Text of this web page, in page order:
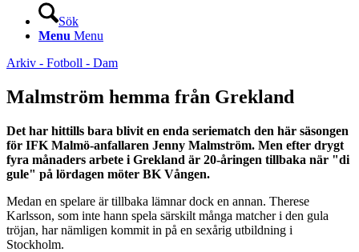
Sök
Menu Menu
Arkiv - Fotboll - Dam
Malmström hemma från Grekland
Det har hittills bara blivit en enda seriematch den här säsongen
för IFK Malmö-anfallaren Jenny Malmström. Men efter drygt
fyra månaders arbete i Grekland är 20-åringen tillbaka när "di
gule" på lördagen möter BK Vången.
Medan en spelare är tillbaka lämnar dock en annan. Therese
Karlsson, som inte hann spela särskilt många matcher i den gula
tröjan, har nämligen kommit in på en sexårig utbildning i
Stockholm.